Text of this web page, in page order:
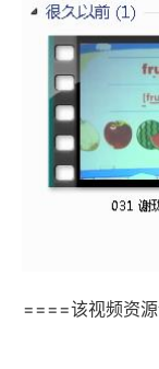
====该视频资